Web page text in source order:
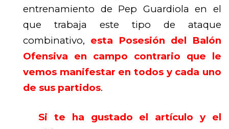
entrenamiento de Pep Guardiola en el
que trabaja este tipo de ataque
combinativo, esta Posesión del Balón
Ofensiva en campo contrario que le
vemos manifestar en todos y cada uno
de sus partidos.
Si te ha gustado el artículo y el